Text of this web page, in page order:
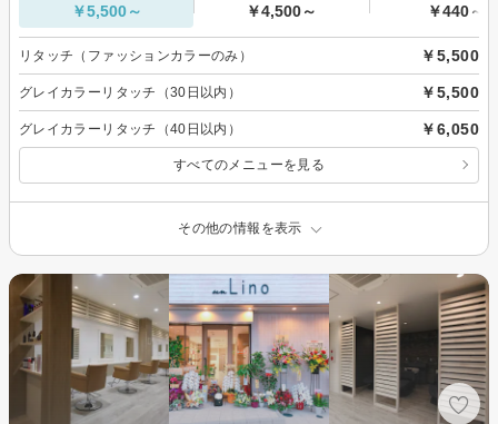
￥5,500～ ￥4,500～ ￥440～
リタッチ（ファッションカラーのみ） ￥5,500
グレイカラーリタッチ（30日以内） ￥5,500
グレイカラーリタッチ（40日以内） ￥6,050
すべてのメニューを見る
その他の情報を表示